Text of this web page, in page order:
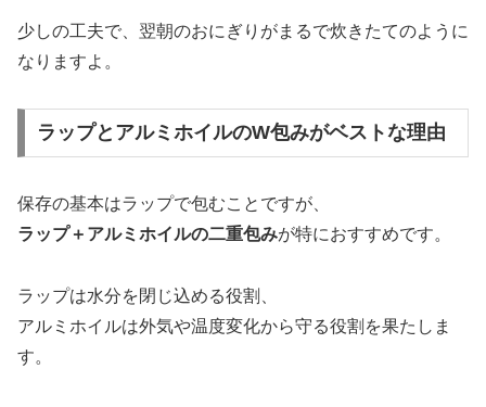
少しの工夫で、翌朝のおにぎりがまるで炊きたてのように
なりますよ。
ラップとアルミホイルのW包みがベストな理由
保存の基本はラップで包むことですが、
ラップ＋アルミホイルの二重包みが特におすすめです。
ラップは水分を閉じ込める役割、
アルミホイルは外気や温度変化から守る役割を果たしま
す。